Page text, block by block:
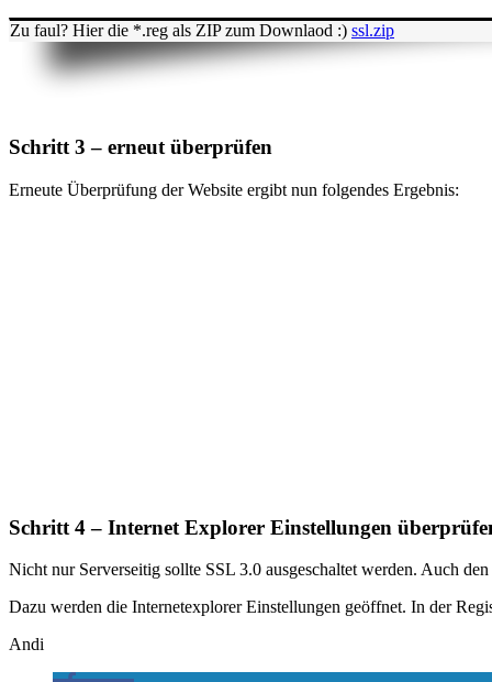
Zu faul? Hier die *.reg als ZIP zum Downlaod :) ssl.zip
Schritt 3 – erneut überprüfen
Erneute Überprüfung der Website ergibt nun folgendes Ergebnis:
Schritt 4 – Internet Explorer Einstellungen
Nicht nur Serverseitig sollte SSL 3.0 ausgeschaltet werden. Auch
Dazu werden die Internetexplorer Einstellungen geöffnet. In der
Andi